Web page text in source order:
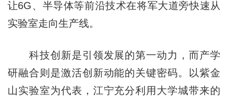
让6G、半导体等前沿技术在将军大道旁快速从
实验室走向生产线。
科技创新是引领发展的第一动力，而产学
研融合则是激活创新动能的关键密码。以紫金
山实验室为代表，江宁充分利用大学城带来的